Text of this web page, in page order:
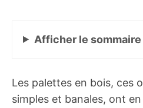
Afficher le sommaire
Les palettes en bois, ces
simples et banales, ont